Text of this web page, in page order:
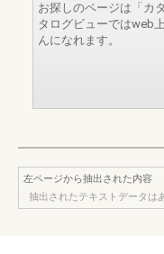
お探しのページは「カ
タログビューではweb
んになれます。
左ページから抽出された内容
抽出されたテキストデータは